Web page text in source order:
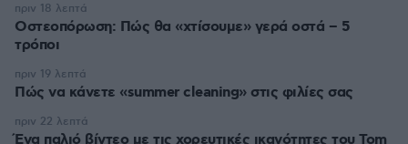
Οστεοπόρωση: Πώς θα «χτίσουμε» γερά οστά – 5
τρόποι
πριν 18 λεπτά
Πώς να κάνετε «summer cleaning» στις φιλίες σας
πριν 19 λεπτά
Ένα παλιό βίντεο με τις χορευτικές ικανότητες του Tom
πριν 22 λεπτά